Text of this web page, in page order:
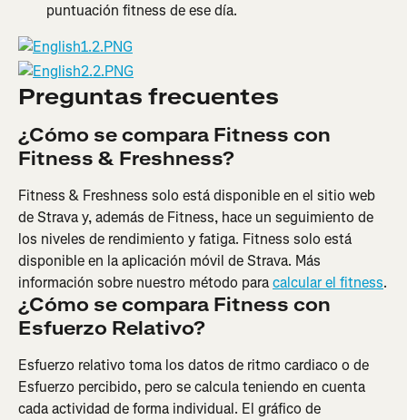
puntuación fitness de ese día.
Preguntas frecuentes
¿Cómo se compara Fitness con
Fitness & Freshness?
Fitness & Freshness solo está disponible en el sitio web
de Strava y, además de Fitness, hace un seguimiento de
los niveles de rendimiento y fatiga. Fitness solo está
disponible en la aplicación móvil de Strava. Más
información sobre nuestro método para calcular el fitness.
¿Cómo se compara Fitness con
Esfuerzo Relativo?
Esfuerzo relativo toma los datos de ritmo cardiaco o de
Esfuerzo percibido, pero se calcula teniendo en cuenta
cada actividad de forma individual. El gráfico de